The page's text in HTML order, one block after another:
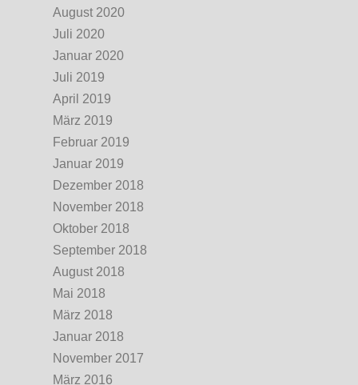
August 2020
Juli 2020
Januar 2020
Juli 2019
April 2019
März 2019
Februar 2019
Januar 2019
Dezember 2018
November 2018
Oktober 2018
September 2018
August 2018
Mai 2018
März 2018
Januar 2018
November 2017
März 2016